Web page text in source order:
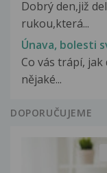
Dobrý den,již
rukou,která...
Únava, bolesti
Co vás trápí,
nějaké...
DOPORUČUJEME